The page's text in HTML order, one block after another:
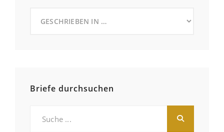
Briefe durchsuchen